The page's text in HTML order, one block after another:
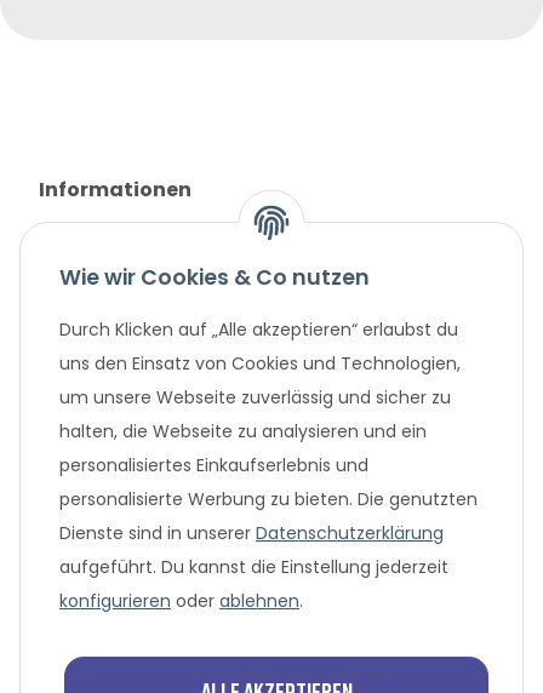
Informationen
Unternehmen
Beliebte Angebote
geltenden MwSt. und Versandkosten bei Überweisung
oder 0% Finanzierung. Versandkosten können bei anderen
Wie wir Cookies & Co nutzen
Durch Klicken auf „Alle akzeptieren“ erlaubst du
uns den Einsatz von Cookies und Technologien,
um unsere Webseite zuverlässig und sicher zu
halten, die Webseite zu analysieren und ein
personalisiertes Einkaufserlebnis und
personalisierte Werbung zu bieten. Die genutzten
Dienste sind in unserer Datenschutzerklärung
aufgeführt. Du kannst die Einstellung jederzeit
konfigurieren oder ablehnen.